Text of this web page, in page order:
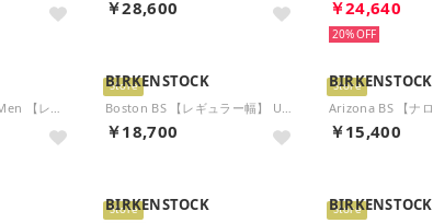
￥28,600 ￥24,640
20%
Highwood Slip On Men 【レギュラー幅】 （チョコレート）
Store
BIRKENSTOCK
Boston BS 【レギュラー幅】 UNISEX （アンスラサイト）
￥18,700
Store
BIRKENSTOCK
￥15,400
Store
BIRKENSTOCK Store
BIRKENSTOCK